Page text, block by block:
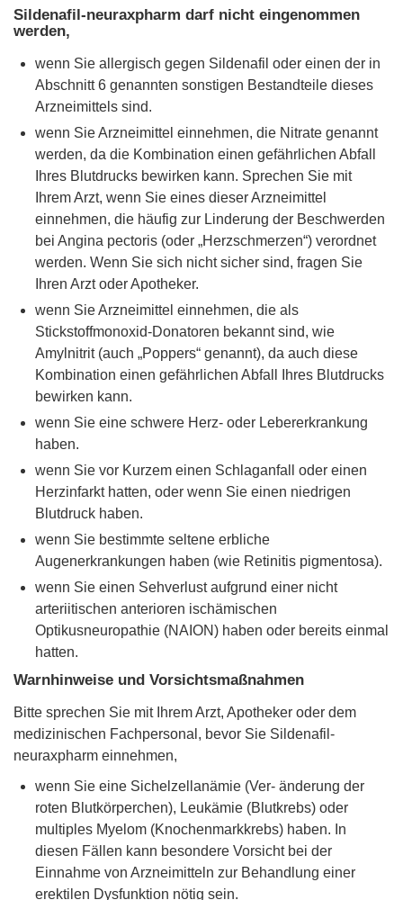
Sildenafil-neuraxpharm darf nicht eingenommen
werden,
wenn Sie allergisch gegen Sildenafil oder einen der in
Abschnitt 6 genannten sonstigen Bestandteile dieses
Arzneimittels sind.
wenn Sie Arzneimittel einnehmen, die Nitrate genannt
werden, da die Kombination einen gefährlichen Abfall
Ihres Blutdrucks bewirken kann. Sprechen Sie mit
Ihrem Arzt, wenn Sie eines dieser Arzneimittel
einnehmen, die häufig zur Linderung der Beschwerden
bei Angina pectoris (oder „Herzschmerzen“) verordnet
werden. Wenn Sie sich nicht sicher sind, fragen Sie
Ihren Arzt oder Apotheker.
wenn Sie Arzneimittel einnehmen, die als
Stickstoffmonoxid-Donatoren bekannt sind, wie
Amylnitrit (auch „Poppers“ genannt), da auch diese
Kombination einen gefährlichen Abfall Ihres Blutdrucks
bewirken kann.
wenn Sie eine schwere Herz- oder Lebererkrankung
haben.
wenn Sie vor Kurzem einen Schlaganfall oder einen
Herzinfarkt hatten, oder wenn Sie einen niedrigen
Blutdruck haben.
wenn Sie bestimmte seltene erbliche
Augenerkrankungen haben (wie Retinitis pigmentosa).
wenn Sie einen Sehverlust aufgrund einer nicht
arteriitischen anterioren ischämischen
Optikusneuropathie (NAION) haben oder bereits einmal
hatten.
Warnhinweise und Vorsichtsmaßnahmen
Bitte sprechen Sie mit Ihrem Arzt, Apotheker oder dem
medizinischen Fachpersonal, bevor Sie Sildenafil-
neuraxpharm einnehmen,
wenn Sie eine Sichelzellanämie (Ver- änderung der
roten Blutkörperchen), Leukämie (Blutkrebs) oder
multiples Myelom (Knochenmarkkrebs) haben. In
diesen Fällen kann besondere Vorsicht bei der
Einnahme von Arzneimitteln zur Behandlung einer
erektilen Dysfunktion nötig sein.